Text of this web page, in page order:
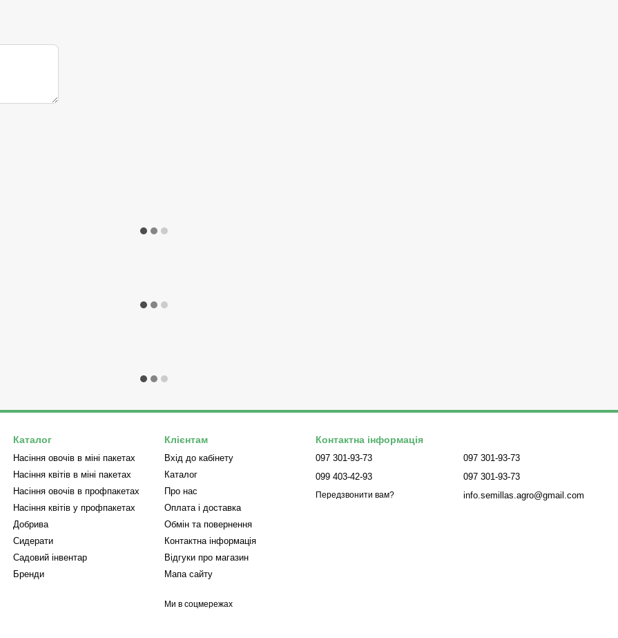
Каталог
Насіння овочів в міні пакетах
Насіння квітів в міні пакетах
Насіння овочів в профпакетах
Насіння квітів у профпакетах
Добрива
Сидерати
Садовий інвентар
Бренди
Клієнтам
Вхід до кабінету
Каталог
Про нас
Оплата і доставка
Обмін та повернення
Контактна інформація
Відгуки про магазин
Мапа сайту
Ми в соцмережах
Контактна інформація
097 301-93-73
099 403-42-93
Передзвонити вам?
097 301-93-73
097 301-93-73
info.semillas.agro@gmail.com